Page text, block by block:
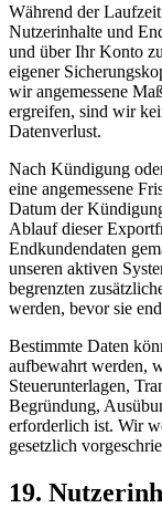
Während der
Nutzerinhalte und
und über Ihr Konto
eigener
wir angemessene
ergreifen, sind wir
Datenverlust.
Nach Kündigung
eine angemessene
Datum der
Ablauf dieser
Endkundendaten
unseren aktiven
begrenzten
werden, bevor sie
Bestimmte Daten
aufbewahrt werden,
Steuerunterlagen,
Begründung,
erforderlich ist. Wir
gesetzlich
19.